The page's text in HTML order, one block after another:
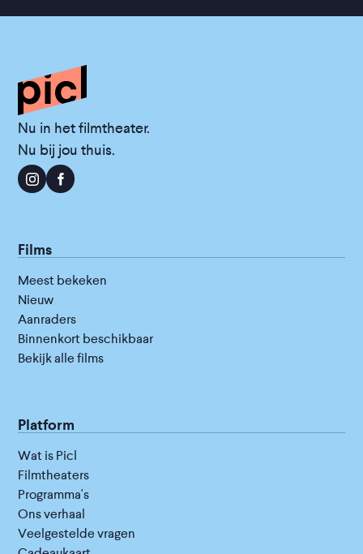
Nu in het filmtheater.
Nu bij jou thuis.
Films
Meest bekeken
Nieuw
Aanraders
Binnenkort beschikbaar
Bekijk alle films
Platform
Wat is Picl
Filmtheaters
Programma's
Ons verhaal
Veelgestelde vragen